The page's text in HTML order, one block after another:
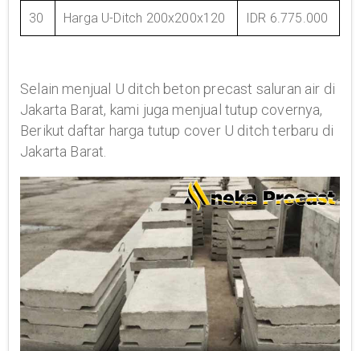
30 Harga U-Ditch 200x200x120 IDR 6.775.000
Selain menjual U ditch beton precast saluran air di
Jakarta Barat, kami juga menjual tutup covernya,
Berikut daftar harga tutup cover U ditch terbaru di
Jakarta Barat.